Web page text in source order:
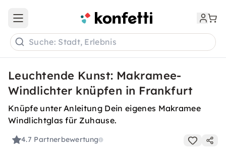
Open main menu
Suche: Stadt, Erlebnis
Leuchtende Kunst: Makramee-
Windlichter knüpfen in Frankfurt
Knüpfe unter Anleitung Dein eigenes Makramee
Windlichtglas für Zuhause.
4.7 Partnerbewertung